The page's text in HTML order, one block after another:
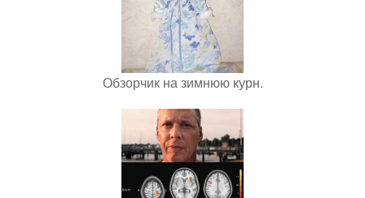
Обзорчик на зимнюю курн.